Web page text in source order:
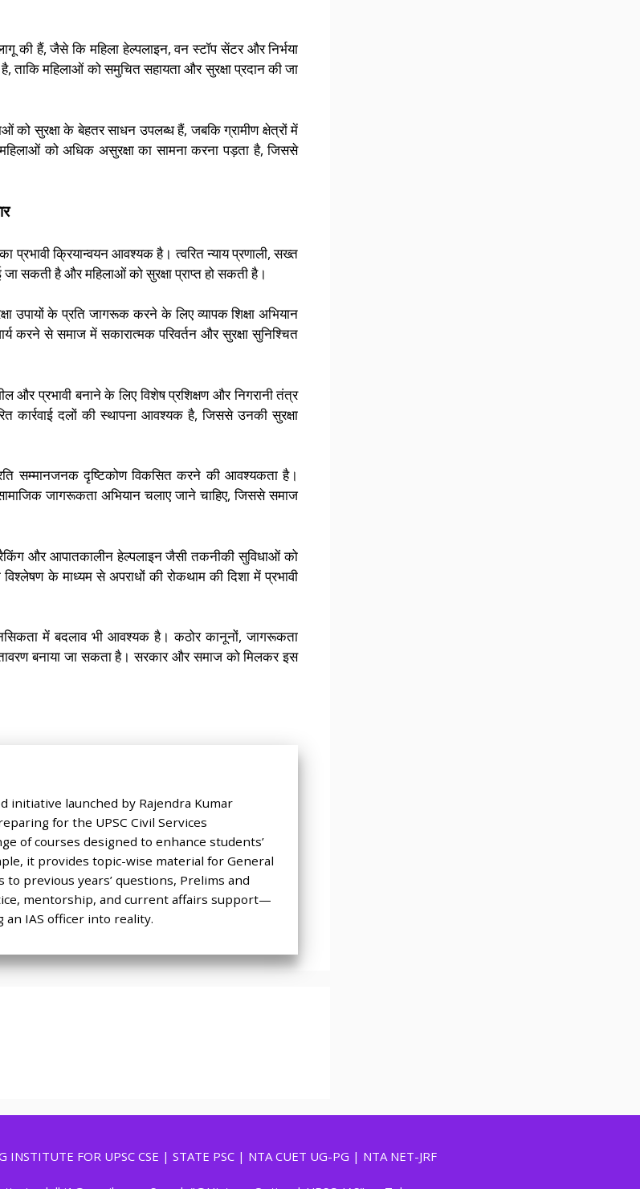
की हैं, जैसे कि महिला हेल्पलाइन, वन स्टॉप सेंटर और निर्भया
महिलाओं को समुचित सहायता और सुरक्षा प्रदान की जा
को सुरक्षा के बेहतर साधन उपलब्ध हैं, जबकि ग्रामीण क्षेत्रों में
को अधिक असुरक्षा का सामना करना पड़ता है, जिससे
प्रभावी क्रियान्वयन आवश्यक है। त्वरित न्याय प्रणाली, सख्त
सकती है और महिलाओं को सुरक्षा प्राप्त हो सकती है।
के प्रति जागरूक करने के लिए व्यापक शिक्षा अभियान
करने से समाज में सकारात्मक परिवर्तन और सुरक्षा सुनिश्चित
और प्रभावी बनाने के लिए विशेष प्रशिक्षण और निगरानी तंत्र
कार्रवाई दलों की स्थापना आवश्यक है, जिससे उनकी सुरक्षा
सम्मानजनक दृष्टिकोण विकसित करने की आवश्यकता है।
जागरूकता अभियान चलाए जाने चाहिए, जिससे समाज
और आपातकालीन हेल्पलाइन जैसी तकनीकी सुविधाओं को
के माध्यम से अपराधों की रोकथाम की दिशा में प्रभावी
में बदलाव भी आवश्यक है। कठोर कानूनों, जागरूकता
बनाया जा सकता है। सरकार और समाज को मिलकर इस
initiative launched by Rajendra Kumar
for the UPSC Civil Services
of courses designed to enhance students’
it provides topic-wise material for General
previous years’ questions, Prelims and
mentorship, and current affairs support—
IAS officer into reality.
INSTITUTE FOR UPSC CSE | STATE PSC | NTA CUET UG-PG | NTA NET-JRF